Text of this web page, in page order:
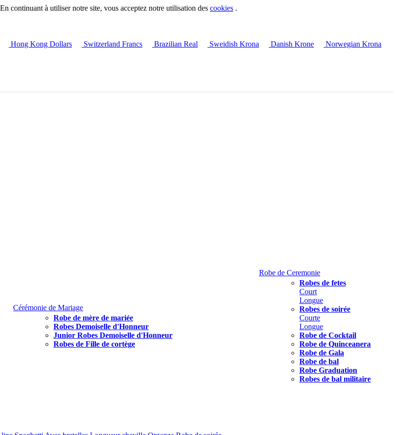
continuant à utiliser notre site, vous acceptez notre utilisation des cookies .
Hong Kong Dollars Switzerland Francs Brazilian Real Sweidish Krona Danish Krone Norwegian Krona
Cérémonie de Mariage
Robe de mère de mariée
Robes Demoiselle d'Honneur
Junior Robes Demoiselle d'Honneur
Robes de Fille de cortège
Robe de Ceremonie
Robes de fetes
Court
Longue
Robes de soirée
Courte
Longue
Robe de Cocktail
Robe de Quinceanera
Robe de Gala
Robe de bal
Robe Graduation
Robes de bal militaire